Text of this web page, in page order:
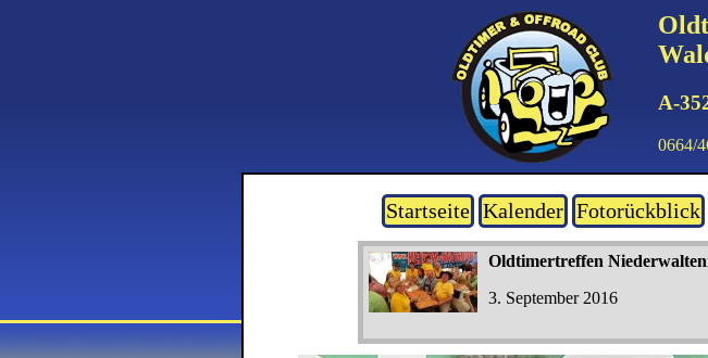
A-
0664/
Startseite Kalender Fotorückblick
Oldtimertreffen
3. September 2016